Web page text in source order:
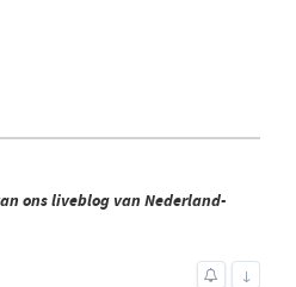
ons liveblog van Nederland-
↓